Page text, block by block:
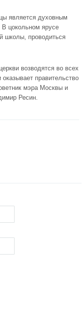
является духовным
цокольном ярусе
школы, проводиться
возводятся во всех
правительство
мэра Москвы и
Ресин.